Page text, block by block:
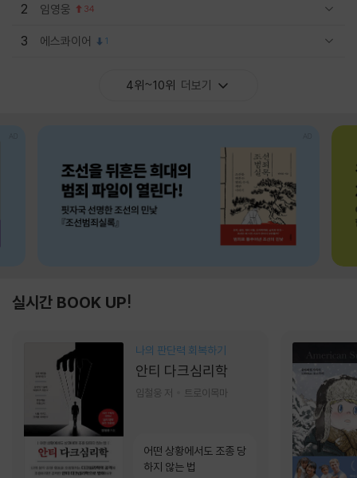
2 임영웅 34
3 에스콰이어 1
4위~10위 더보기
실시간 BOOK UP!
나의 판단력 회복하기
안티 다크심리학
임철웅 저 트로이목마
어떤 상황에서도 조종 당
하지 않는 법